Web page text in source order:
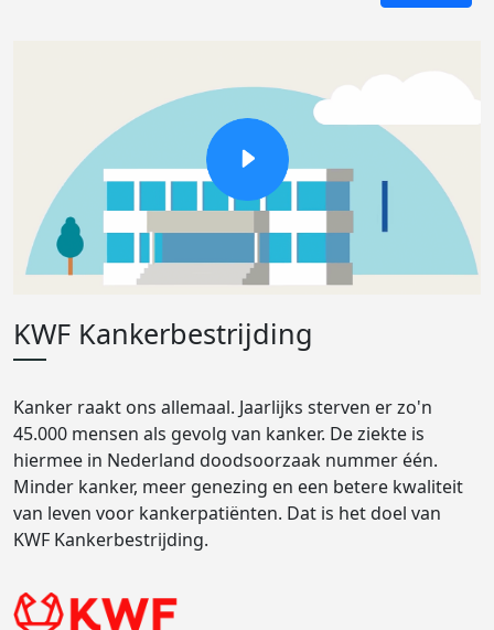
KWF Kankerbestrijding
Kanker raakt ons allemaal. Jaarlijks sterven er zo'n
45.000 mensen als gevolg van kanker. De ziekte is
hiermee in Nederland doodsoorzaak nummer één.
Minder kanker, meer genezing en een betere kwaliteit
van leven voor kankerpatiënten. Dat is het doel van
KWF Kankerbestrijding.